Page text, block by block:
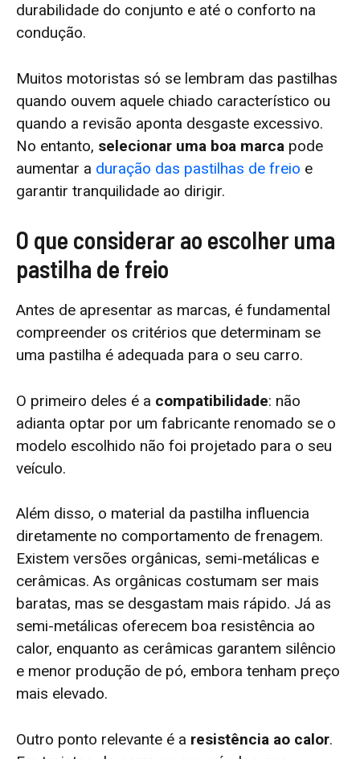
durabilidade do conjunto e até o conforto na
condução.
Muitos motoristas só se lembram das pastilhas
quando ouvem aquele chiado característico ou
quando a revisão aponta desgaste excessivo.
No entanto, selecionar uma boa marca pode
aumentar a duração das pastilhas de freio e
garantir tranquilidade ao dirigir.
O que considerar ao escolher uma
pastilha de freio
Antes de apresentar as marcas, é fundamental
compreender os critérios que determinam se
uma pastilha é adequada para o seu carro.
O primeiro deles é a compatibilidade: não
adianta optar por um fabricante renomado se o
modelo escolhido não foi projetado para o seu
veículo.
Além disso, o material da pastilha influencia
diretamente no comportamento de frenagem.
Existem versões orgânicas, semi-metálicas e
cerâmicas. As orgânicas costumam ser mais
baratas, mas se desgastam mais rápido. Já as
semi-metálicas oferecem boa resistência ao
calor, enquanto as cerâmicas garantem silêncio
e menor produção de pó, embora tenham preço
mais elevado.
Outro ponto relevante é a resistência ao calor.